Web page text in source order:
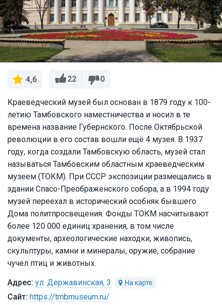
4,6 22 0
Краеведческий музей был основан в 1879 году к 100-
летию Тамбовского наместничества и носил в те
времена название Губернского. После Октябрьской
революции в его состав вошли ещё 4 музея. В 1937
году, когда создали Тамбовскую область, музей стал
называться Тамбовским областным краеведческим
музеем (ТОКМ). При СССР экспозиции размещались в
здании Спасо-Преображенского собора, а в 1994 году
музей переехал в исторический особняк бывшего
Дома политпросвещения. Фонды ТОКМ насчитывают
более 120 000 единиц хранения, в том числе
документы, археологические находки, живопись,
скульптуры, камни и минералы, оружие, собрание
чучел птиц и животных.
ул. Державинская, 3
https://tmbmuseum.ru/